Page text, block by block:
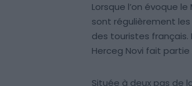
Lorsque l’on évoque
sont régulièrement
des touristes français.
Herceg Novi fait
Située à deux pas de